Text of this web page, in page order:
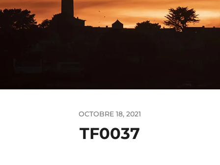
OCTOBRE 18, 2021
TF0037